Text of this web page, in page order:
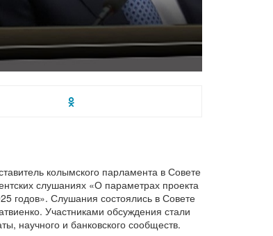
колымского парламента в Совете
слушаниях «О параметрах проекта
годов». Слушания состоялись в Совете
Участниками обсуждения стали
научного и банковского сообществ.